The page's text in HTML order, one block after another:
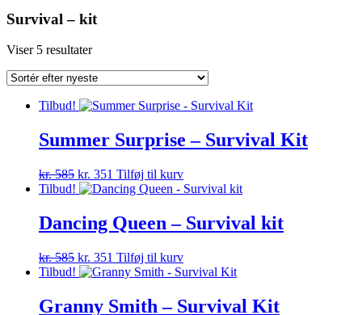
Survival – kit
Viser 5 resultaterSorteret
seneste
Tilbud!
Summer Surprise – Survival Kit
kr.585 Den
oprindelige
var:
kr. 585.
kr. 351 Den
aktuelle
er:
kr. 351.
Tilføj til kurv
Tilbud!
Dancing Queen – Survival kit
kr.585 Den
oprindelige
kr. 351 Den
aktuelle
er:
Tilføj til kurv
Tilbud!
Granny Smith – Survival Kit